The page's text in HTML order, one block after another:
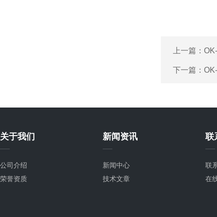
上一篇：
下一篇：
关于我们
公司介绍
荣誉资质
新闻资讯
新闻中心
技术文章
联
联
在